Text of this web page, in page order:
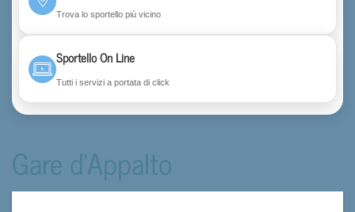
Trova lo sportello più vicino
Sportello On Line
Tutti i servizi a portata di click
Gare d'Appalto